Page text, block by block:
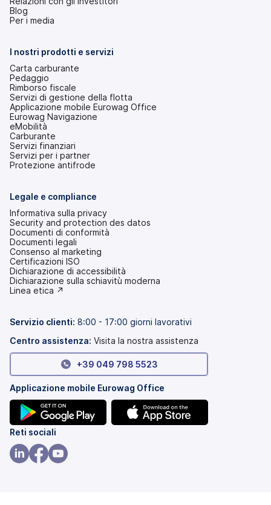
(si
apre
nuova
scheda)
Blog
Per i media
I nostri prodotti e servizi
Carta carburante
Pedaggio
Rimborso fiscale
Servizi di gestione della flotta
Applicazione mobile Eurowag Office
Eurowag Navigazione
eMobilità
Carburante
Servizi finanziari
Servizi per i partner
Protezione antifrode
Legale e compliance
Informativa sulla privacy
Security and protection des datos
Documenti di conformità
Documenti legali
Consenso al marketing
Certificazioni ISO
Dichiarazione di accessibilità
(si
apre
nuova
Dichiarazione sulla schiavitù moderna
(si
una
scheda)
Linea etica ↗
Servizio clienti: 8:00 - 17:00 giorni lavorativi
Centro assistenza: Visita la nostra assistenza
+39 049 798 5523
Applicazione mobile Eurowag Office
(si
apre
in
Reti sociali